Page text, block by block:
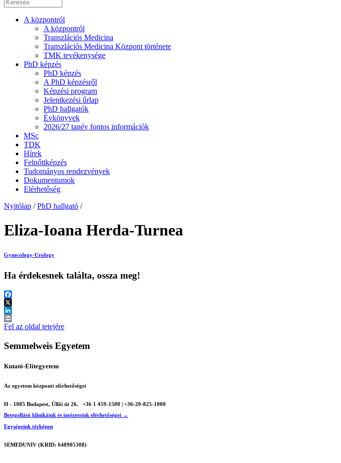
A központról
A központról
Transzlációs Medicina
Transzlációs Medicina Központ története
TMK tevékenysége
PhD képzés
PhD képzés
A PhD képzésről
Képzési program
Jelentkezési űrlap
PhD hallgatók
Évkönyvek
2026/27 tanév fontos információk
MSc
TDK
Hírek
Felnőttképzés
Tudományos rendezvények
Dokumentumok
Elérhetőség
Nyitólap / PhD hallgató /
Eliza-Ioana Herda-Turnea
Gynecology-Urology
Ha érdekesnek találta, ossza meg!
Facebook
X
LinkedIn
Print
Fel az oldal tetejére
Semmelweis Egyetem
Kutató-Elitegyetem
Az egyetem központi elérhetőségei
H - 1085 Budapest, Üllői út 26.
+36 1 459-1500 | +36-20-825-1000
Betegellátó klinikáink és intézeteink elérhetőségei →
Egységeink térképen
SEMEDUNIV (KRID: 648905308)